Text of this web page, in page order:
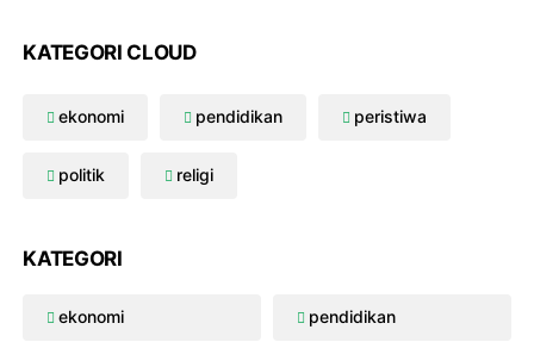
KATEGORI CLOUD
ekonomi pendidikan peristiwa
politik religi
KATEGORI
ekonomi pendidikan